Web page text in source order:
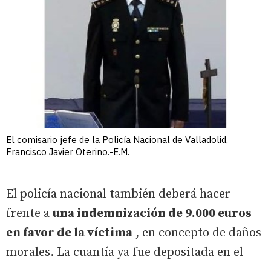
El comisario jefe de la Policía Nacional de Valladolid,
Francisco Javier Oterino.-E.M.
El policía nacional también deberá hacer
frente a una indemnización de 9.000 euros
en favor de la víctima , en concepto de daños
morales. La cuantía ya fue depositada en el